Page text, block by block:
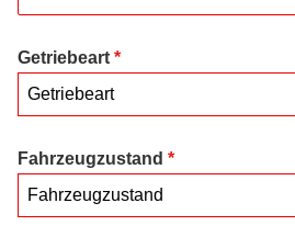
Getriebeart *
Getriebeart
Fahrzeugzustand *
Fahrzeugzustand